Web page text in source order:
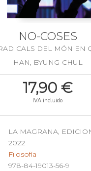
NO-COSES
DEL MÓN EN
HAN, BYUNG-CHUL
17,90 €
IVA incluido
LA MAGRANA,
2022
Filosofía
978-84-19013-56-9